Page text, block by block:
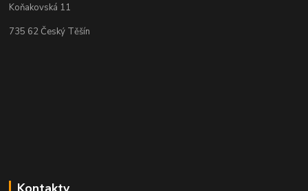
Koňakovská 11
735 62 Český Těšín